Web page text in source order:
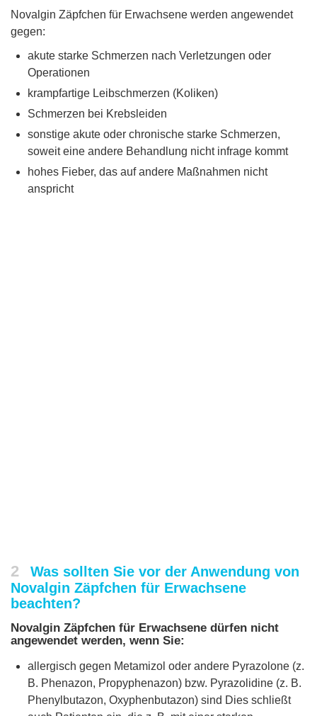
Novalgin Zäpfchen für Erwachsene werden angewendet
gegen:
akute starke Schmerzen nach Verletzungen oder
Operationen
krampfartige Leibschmerzen (Koliken)
Schmerzen bei Krebsleiden
sonstige akute oder chronische starke Schmerzen,
soweit eine andere Behandlung nicht infrage kommt
hohes Fieber, das auf andere Maßnahmen nicht
anspricht
2
Was sollten Sie vor der Anwendung von
Novalgin Zäpfchen für Erwachsene
beachten?
Novalgin Zäpfchen für Erwachsene dürfen nicht
angewendet werden, wenn Sie:
allergisch gegen Metamizol oder andere Pyrazolone (z.
B. Phenazon, Propyphenazon) bzw. Pyrazolidine (z. B.
Phenylbutazon, Oxyphenbutazon) sind Dies schließt